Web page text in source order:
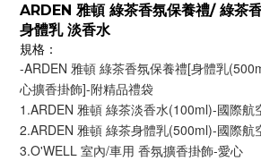
ARDEN 雅頓 綠茶香氛保養禮/ 綠茶
身體乳 淡香水
規格：
-ARDEN 雅頓 綠茶香氛保養禮[身體乳
心擴香掛飾]-附精品禮袋
1.ARDEN 雅頓 綠茶淡香水(100ml)-國際航
2.ARDEN 雅頓 綠茶身體乳(500ml)-國際航
3.O'WELL 室內/車用 香氛擴香掛飾-愛心